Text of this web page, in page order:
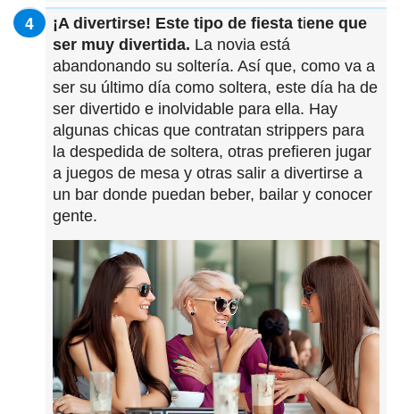
¡A divertirse! Este tipo de fiesta tiene que
ser muy divertida. La novia está
abandonando su soltería. Así que, como va a
ser su último día como soltera, este día ha de
ser divertido e inolvidable para ella. Hay
algunas chicas que contratan strippers para
la despedida de soltera, otras prefieren jugar
a juegos de mesa y otras salir a divertirse a
un bar donde puedan beber, bailar y conocer
gente.